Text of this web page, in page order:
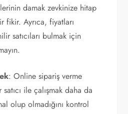
damak zevkinize hitap
fikir. Ayrıca, fiyatları
satıcıları bulmak için
: Online sipariş verme
ile çalışmak daha da
olup olmadığını kontrol